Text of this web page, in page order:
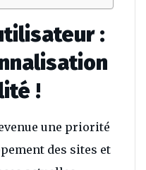
:
!
une priorité
des sites et